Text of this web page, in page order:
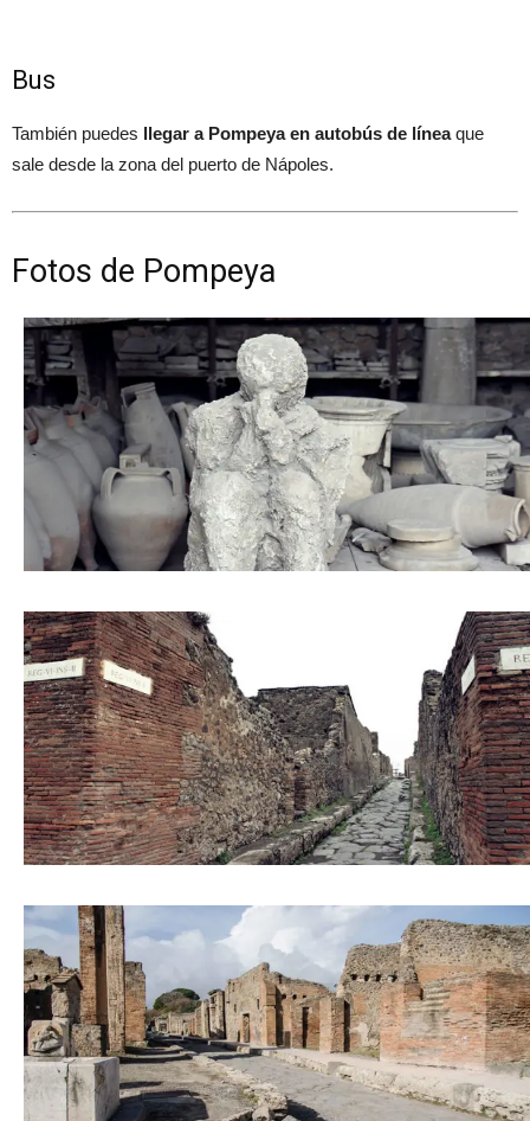
Bus
También puedes llegar a Pompeya en autobús de líneaque
sale desde la zona del puerto de Nápoles.
Fotos de Pompeya